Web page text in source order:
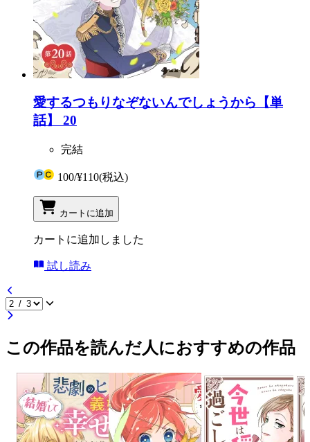
愛するつもりなぞないんでしょうから【単
話】 20
完結
100/¥110(税込)
カートに追加
カートに追加しました
試し読み
この作品を読んだ人におすすめの作品